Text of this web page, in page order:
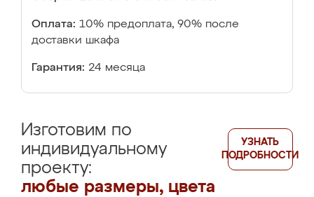
Оплата: 10% предоплата, 90% после
доставки шкафа
Гарантия: 24 месяца
Изготовим по
индивидуальному
проекту:
любые размеры, цвета
УЗНАТЬ
ПОДРОБНОСТИ